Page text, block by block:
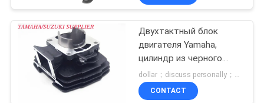
125cc
Двухтактный блок
двигателя Yamaha,
цилиндр из черного
алюминиевого сплава
Dt125 с воздушным
охлаждением
CONTACT